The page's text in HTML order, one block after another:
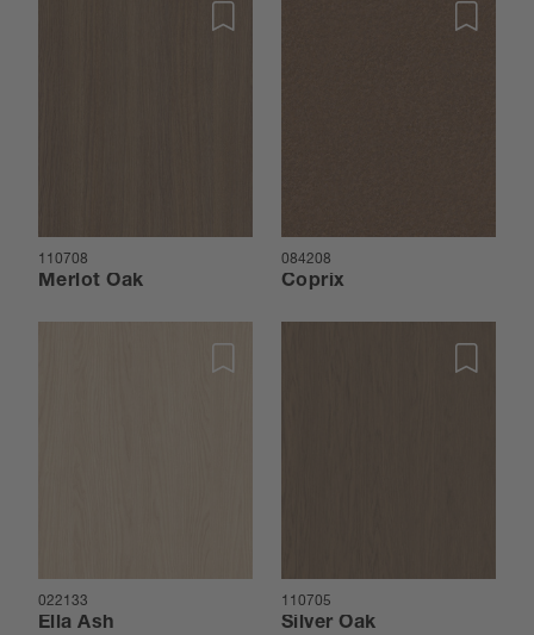
110708
Merlot Oak
084208
Coprix
022133
Ella Ash
110705
Silver Oak